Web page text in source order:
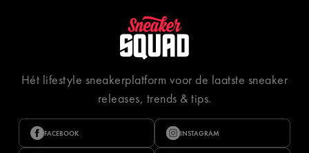
Hét lifestyle sneakerplatform voor de laatste sneaker
releases, trends & tips.
FACEBOOK INSTAGRAM